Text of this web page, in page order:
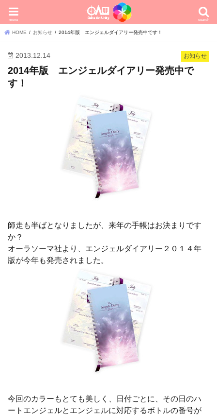
search
menu
HOME お知らせ 2014年版 エンジェルダイアリー発売中です！
お知らせ
2013.12.14
2014年版 エンジェルダイアリー発売中で
す！
師走も半ばとなりましたが、来年の手帳はお決まりです
か？
オーラソーマ社より、エンジェルダイアリー２０１４年
版が今年も発売されました。
今回のカラーもとても美しく、日付ごとに、その日のハ
ートエンジェルとエンジェルに対応するボトルの番号が